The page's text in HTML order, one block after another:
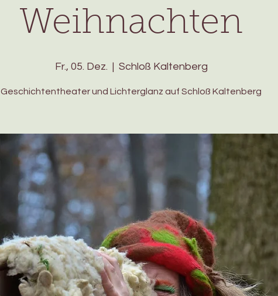
Weihnachten
Fr., 05. Dez.
  |
Schloß Kaltenberg
Geschichtentheater und Lichterglanz auf Schloß Kaltenberg